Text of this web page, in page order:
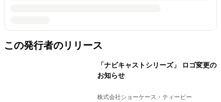
この発行者のリリース
「ナビキャストシリーズ」 ロゴ変更の
お知らせ
株式会社ショーケース・ティービー